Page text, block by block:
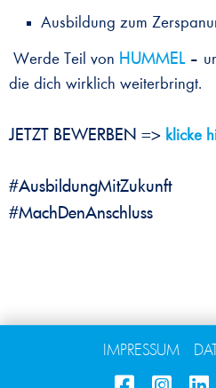
Ausbildung zum
Werde Teil von HUMMEL –
die dich wirklich weiterbringt.
JETZT BEWERBEN => klicke
#MachDenAnschluss
IMPRESSUM